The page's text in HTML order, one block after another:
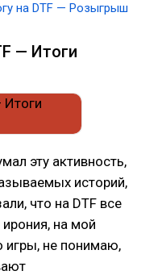
на DTF — Розыгрыш
— Итоги
эту активность,
историй,
что на DTF все
на мой
игры, не понимаю,